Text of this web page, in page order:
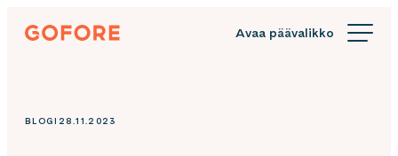
Siirry
suoraan
Gofore
knowledge
BLOGI 28.11.2023